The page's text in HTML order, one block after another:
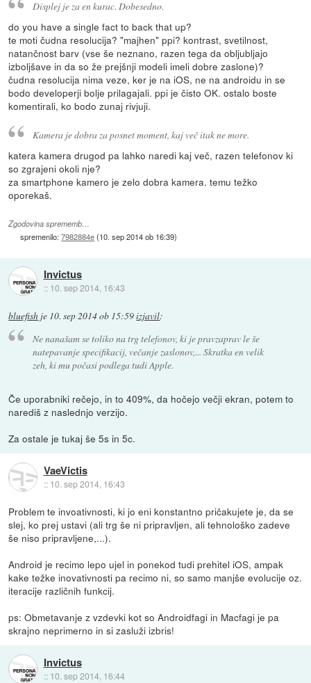
Displej je za en kurac. Dobesedno.
do you have a single fact to back that up?
te moti čudna resolucija? "majhen" ppi? kontrast, svetilnost,
natančnost barv (vse še neznano, razen tega da obljubljajo
izboljšave in da so že prejšnji modeli imeli dobre zaslone)?
čudna resolucija nima veze, ker je na iOS, ne na androidu in se
bodo developerji bolje prilagajali. ppi je čisto OK. ostalo boste
komentirali, ko bodo zunaj rivjuji.
Kamera je dobra za posnet moment, kaj več itak ne more.
katera kamera drugod pa lahko naredi kaj več, razen telefonov ki
so zgrajeni okoli nje?
za smartphone kamero je zelo dobra kamera. temu težko
oporekaš.
Zgodovina sprememb…
spremenilo:7982884e(10. sep 2014 ob 16:39)
Invictus
:: 10. sep 2014, 16:43
bluefish je 10. sep 2014 ob 15:59izjavil:
Ne nanašam se toliko na trg telefonov, ki je pravzaprav le še
natepavanje specifikacij, večanje zaslonov,... Skratka en velik
zeh, ki mu počasi podlega tudi Apple.
Če uporabniki rečejo, in to 409%, da hočejo večji ekran, potem to
narediš z naslednjo verzijo.
Za ostale je tukaj še 5s in 5c.
VaeVictis
:: 10. sep 2014, 16:43
Problem te invoativnosti, ki jo eni konstantno pričakujete je, da se
slej, ko prej ustavi (ali trg še ni pripravljen, ali tehnološko zadeve
še niso pripravljene,...).
Android je recimo lepo ujel in ponekod tudi prehitel iOS, ampak
kake težke inovativnosti pa recimo ni, so samo manjše evolucije oz.
iteracije različnih funkcij.
ps: Obmetavanje z vzdevki kot so Androidfagi in Macfagi je pa
skrajno neprimerno in si zasluži izbris!
Invictus
:: 10. sep 2014, 16:44